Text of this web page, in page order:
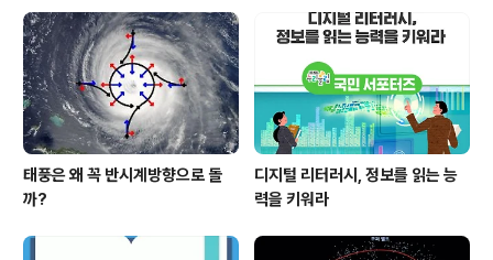
태풍은 왜 꼭 반시계방향으로 돌
까?
디지털 리터러시, 정보를 읽는 능
력을 키워라